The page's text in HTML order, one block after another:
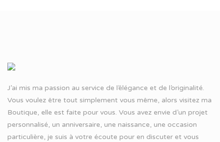
J’ai mis ma passion au service de l’élégance et de l’originalité.
Vous voulez être tout simplement vous même, alors visitez ma
Boutique, elle est faite pour vous. Vous avez envie d’un projet
personnalisé, un anniversaire, une naissance, une occasion
particulière, je suis à votre écoute pour en discuter et vous